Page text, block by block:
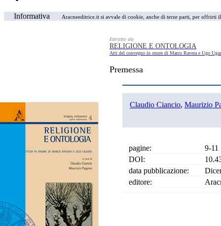
Informativa Aracneeditrice.it si avvale di cookie, anche di terze parti, per
Estratto da
RELIGIONE E ONTOLOGIA
Atti del convegno in onore di Marco Ravera e Ugo
Premessa
Claudio Ciancio, Maurizio
pagine:
9-11
DOI:
data pubblicazione:
editore: